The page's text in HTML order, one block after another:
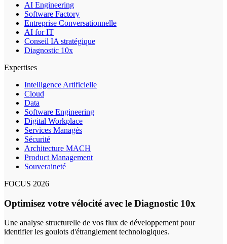
AI Engineering
Software Factory
Entreprise Conversationnelle
AI for IT
Conseil IA stratégique
Diagnostic 10x
Expertises
Intelligence Artificielle
Cloud
Data
Software Engineering
Digital Workplace
Services Managés
Sécurité
Architecture MACH
Product Management
Souveraineté
FOCUS 2026
Optimisez votre vélocité avec le Diagnostic 10x
Une analyse structurelle de vos flux de développement pour
identifier les goulots d'étranglement technologiques.